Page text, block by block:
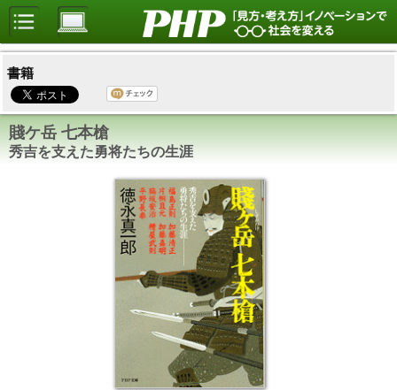
書籍
賤ケ岳 七本槍
秀吉を支えた勇将たちの生涯